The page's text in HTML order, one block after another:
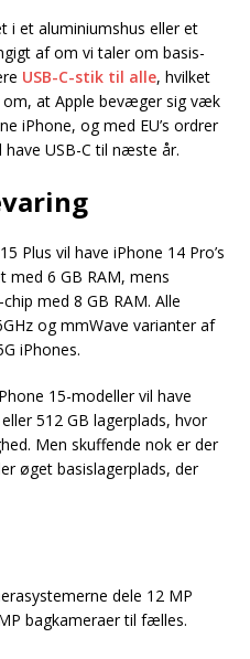
i et aluminiumshus eller et
af om vi taler om basis-
USB-C-stik til alle, hvilket
om, at Apple bevæger sig væk
iPhone, og med EU’s ordrer
USB-C til næste år.
Plus vil have iPhone 14 Pro’s
6 GB RAM, mens
med 8 GB RAM. Alle
og mmWave varianter af
iPhones.
15-modeller vil have
512 GB lagerplads, hvor
Men skuffende nok er der
øget basislagerplads, der
dele 12 MP
bagkameraer til fælles.